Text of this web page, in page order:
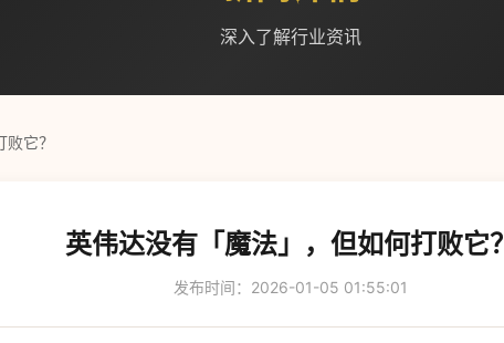
深入了解行业资讯
它？
英伟达没有「魔法」，但如何打败它？
发布时间：2026-01-05 01:55:01